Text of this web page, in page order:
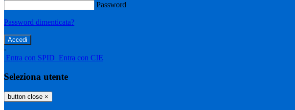
Password
Password dimenticata?
-
Entra con SPID Entra con CIE
Seleziona utente
button close ×